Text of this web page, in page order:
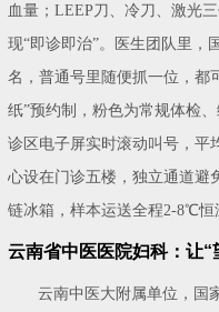
血量；LEEP刀、冷刀、激光
现“即诊即治”。医生团队里，
名，普通号里随便抓一位，都
纸”预约制，粉色为常规体检
诊区电子屏实时滚动叫号，平
心设在门诊五楼，独立通道避
链冰箱，样本运送全程2-8℃恒
云南省中医医院妇科：让
云南中医大附属单位，国